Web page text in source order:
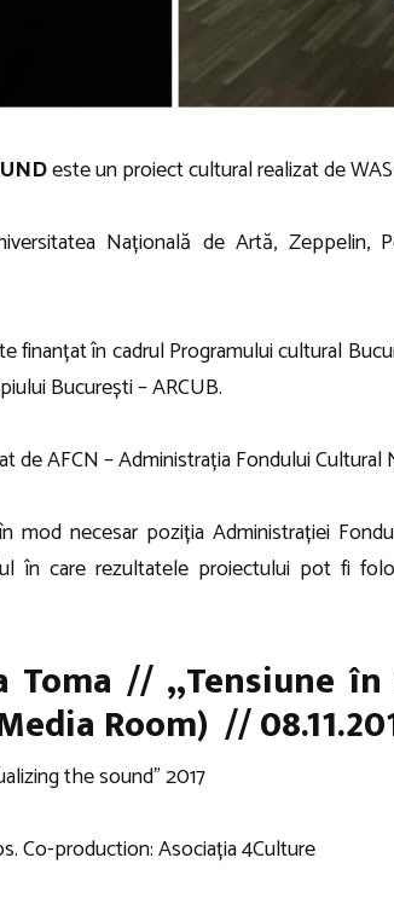
este un proiect cultural realizat de
Națională de Artă,
finanțat în cadrul Programului cultural
București – ARCUB.
de AFCN – Administrația Fondului Cultural
mod necesar poziția Administrației
în care rezultatele proiectului pot fi
Toma // „Tensiune în
Room) //
the sound” 2017
Co-production: Asociația 4Culture